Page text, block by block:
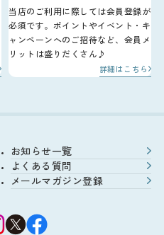
当店のご利用に際しては会員登録が
必須です。ポイントやイベント・キ
ャンペーンへのご招待など、会員メ
リットは盛りだくさん♪
詳細はこちら
お知らせ一覧
よくある質問
メールマガジン登録